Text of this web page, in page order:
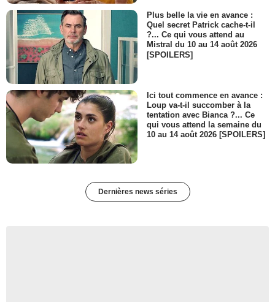
Plus belle la vie en avance :
Quel secret Patrick cache-t-il
?... Ce qui vous attend au
Mistral du 10 au 14 août 2026
[SPOILERS]
Ici tout commence en avance :
Loup va-t-il succomber à la
tentation avec Bianca ?... Ce
qui vous attend la semaine du
10 au 14 août 2026 [SPOILERS]
Dernières news séries